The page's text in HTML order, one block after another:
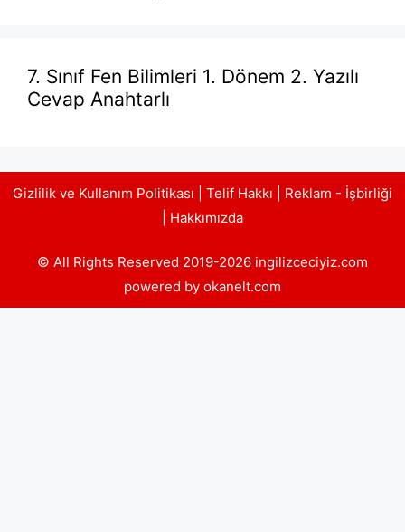
7. Sınıf Fen Bilimleri 1. Dönem 2. Yazılı
Cevap Anahtarlı
Gizlilik ve Kullanım Politikası Telif Hakkı
Reklam - İşbirliği
Hakkımızda
© All Rights Reserved 2019-2026 ingilizceciyiz.com
powered by okanelt.com